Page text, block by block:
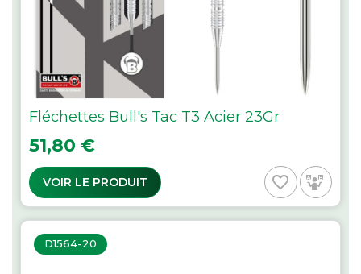
Fléchettes Bull's Tac T3 Acier 23Gr
Prix
51,80 €
VOIR LE PRODUIT favorite_border
D1564-20